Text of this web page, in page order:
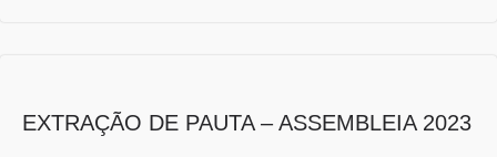
EXTRAÇÃO DE PAUTA – ASSEMBLEIA 2023